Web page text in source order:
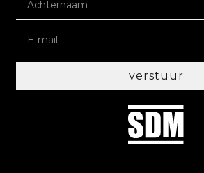
verstuur